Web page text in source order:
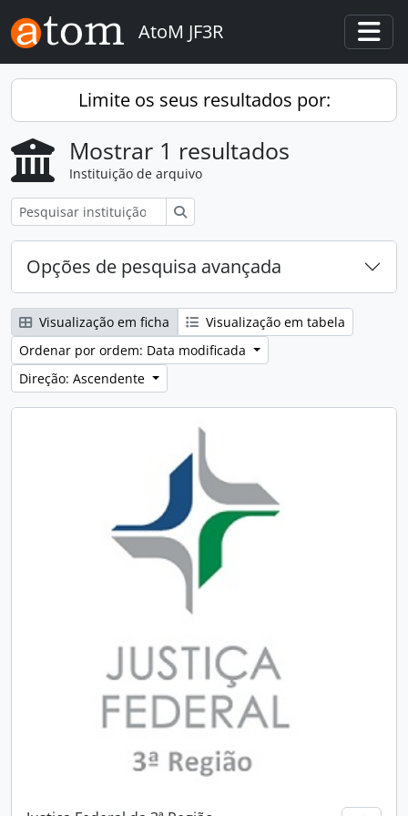
Skip to main content
AtoM JF3R
Limite os seus resultados por:
Mostrar 1 resultados
Instituição de arquivo
Opções de pesquisa avançada
Visualização em ficha
Visualização em tabela
Ordenar por ordem: Data modificada
Direção: Ascendente